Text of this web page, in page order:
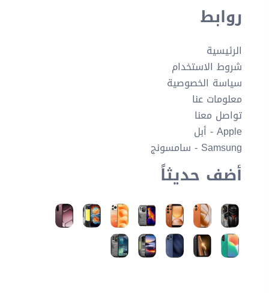
روابط
الرئيسية
شروط الاستخدام
سياسة الخصوصية
معلومات عنا
تواصل معنا
Apple - أبل
Samsung - سامسونج
أضف حديثاً